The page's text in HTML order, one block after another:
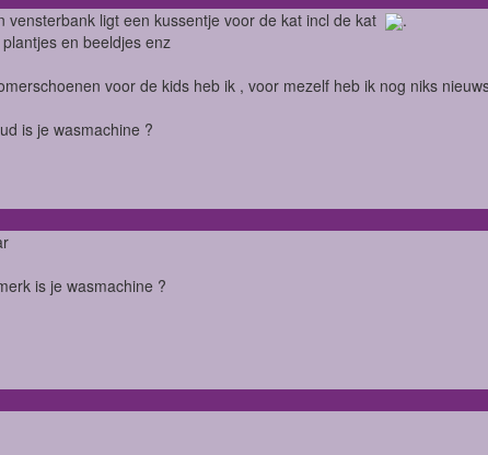
vensterbank ligt een kussentje voor de kat incl de kat
.
en beeldjes enz
voor de kids heb ik , voor mezelf heb ik nog niks
is je wasmachine ?
is je wasmachine ?